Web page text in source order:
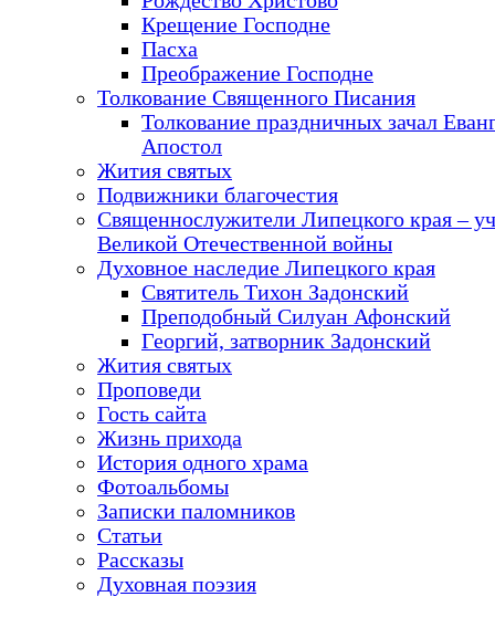
Крещение Господне
Пасха
Преображение Господне
Толкование Священного Писания
Толкование праздничных зачал
Апостол
Жития святых
Подвижники благочестия
Священнослужители Липецкого края –
Великой Отечественной войны
Духовное наследие Липецкого края
Святитель Тихон Задонский
Преподобный Силуан Афонский
Георгий, затворник Задонский
Жития святых
Проповеди
Гость сайта
Жизнь прихода
История одного храма
Фотоальбомы
Записки паломников
Статьи
Рассказы
Духовная поэзия